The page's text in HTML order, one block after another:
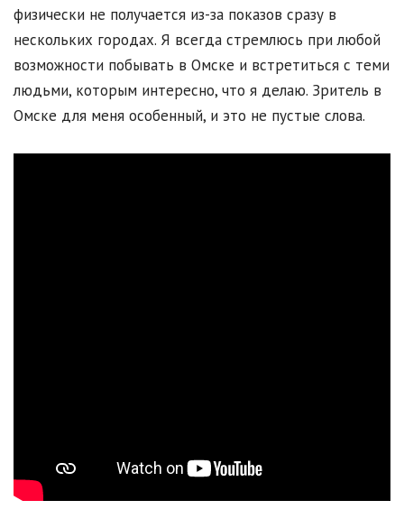
физически не получается из-за показов сразу в
нескольких городах. Я всегда стремлюсь при любой
возможности побывать в Омске и встретиться с теми
людьми, которым интересно, что я делаю. Зритель в
Омске для меня особенный, и это не пустые слова.